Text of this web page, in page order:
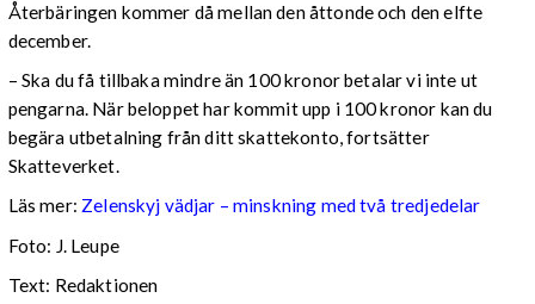
Återbäringen kommer då mellan den åttonde och den elfte
december.
– Ska du få tillbaka mindre än 100 kronor betalar vi inte ut
pengarna. När beloppet har kommit upp i 100 kronor kan du
begära utbetalning från ditt skattekonto, fortsätter
Skatteverket.
Läs mer: Zelenskyj vädjar – minskning med två tredjedelar
Foto: J. Leupe
Text: Redaktionen